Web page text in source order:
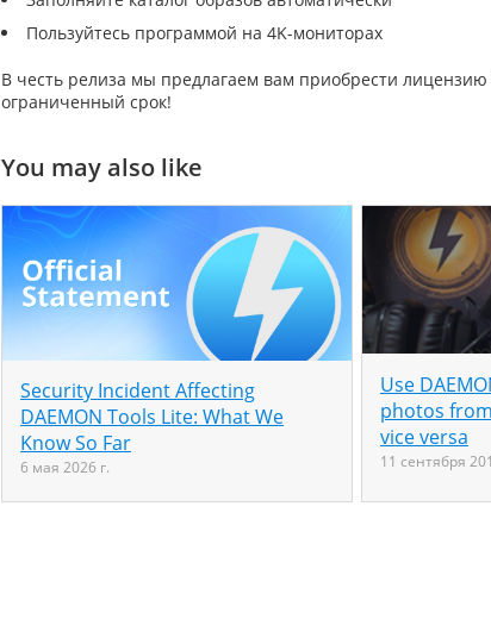
Пользуйтесь программой на 4K-мониторах
В честь релиза мы предлагаем вам приобрести лицензию
ограниченный срок!
You may also like
Security Incident Affecting
DAEMON Tools Lite: What We
Know So Far
6 мая 2026 г.
Use
photos
vice versa
11 сентября